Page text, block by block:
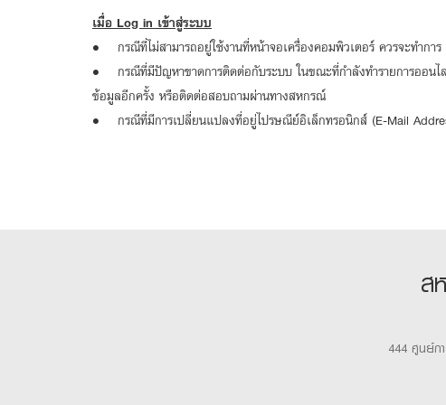
เมื่อ Log in เข้าสู่ระบบ
• กรณีที่ไม่สามารถอยู่ใช้งานที่หน้าจอเครื่องคอมพิวเตอร์ ควรจะทำกา
• กรณีที่มีปัญหาขาดการติดต่อกับระบบ ในขณะที่กำลังทำรายการออนไ
ข้อมูลอีกครั้ง หรือติดต่อสอบถามผ่านทางสหกรณ์
• กรณีที่มีการเปลี่ยนแปลงที่อยู่ไปรษณีย์อิเล็กทรอนิกส์ (E-Mail
ส
444 ศูนย์ก